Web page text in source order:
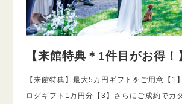
【来館特典＊1件目がお得！
【来館特典】最大5万円ギフトをご用意【1
ログギフト1万円分【3】さらにご成約でカ